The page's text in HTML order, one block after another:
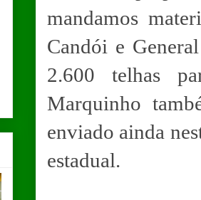
mandamos
Candói e
2.600 telhas
Marquinho
enviado ainda
estadual.